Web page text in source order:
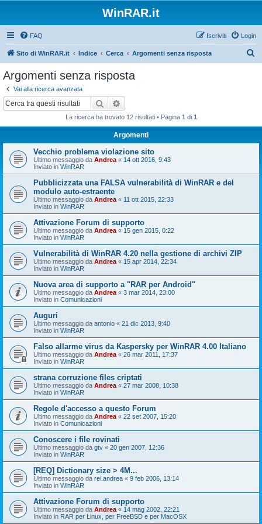
WinRAR.it
FAQ Login
Iscriviti
Sito di WinRAR.it Indice Cerca Argomenti senza risposta
Argomenti senza risposta
Vai alla ricerca avanzata
Cerca
La ricerca ha trovato 12 risultati • Pagina 1 di 1
Argomenti
Vecchio problema violazione sito
Ultimo messaggio da Andrea « 14 ott 2016, 9:43
Inviato in WinRAR
Pubblicizzata una FALSA vulnerabilità di WinRAR e del
modulo auto-estraente
Ultimo messaggio da Andrea « 11 ott 2015, 22:33
Inviato in WinRAR
Attivazione Forum di supporto
Ultimo messaggio da Andrea « 15 gen 2015, 0:22
Inviato in WinRAR
Vulnerabilità di WinRAR 4.20 nella gestione di archivi ZIP
Ultimo messaggio da Andrea « 15 apr 2014, 22:34
Inviato in WinRAR
Nuova area di supporto a "RAR per Android"
Ultimo messaggio da Andrea « 3 mar 2014, 23:00
Inviato in Comunicazioni
Auguri
Ultimo messaggio da antonio « 21 dic 2013, 9:40
Inviato in WinRAR
Falso allarme virus da Kaspersky per WinRAR 4.00 Italiano
Ultimo messaggio da Andrea « 26 mar 2011, 17:37
Inviato in WinRAR
strana corruzione files criptati
Ultimo messaggio da Andrea « 27 mar 2008, 10:38
Inviato in WinRAR
Regole d'accesso a questo Forum
Ultimo messaggio da Andrea « 22 set 2007, 15:20
Inviato in Comunicazioni
Conoscere i file rovinati
Ultimo messaggio da gtv « 20 gen 2007, 12:36
Inviato in WinRAR
[REQ] Dictionary size > 4M...
Ultimo messaggio da rei.andrea « 9 feb 2006, 13:14
Inviato in WinRAR
Attivazione Forum di supporto
Ultimo messaggio da Andrea « 14 mag 2002, 22:21
Inviato in RAR per Linux, per FreeBSD e per MacOSX